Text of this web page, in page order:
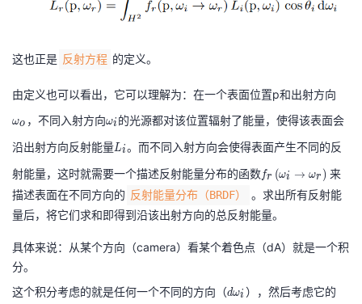
这也正是 反射方程 的定义。
由定义也可以看出，它可以理解为：在一个表面位置p和出射方向
o
e
g
a
o
ωo ，不同入射方向
m
e
g
a
{i
ωi 的光源都对该位置辐射了能量，使得该表面会
沿出射方向反射能量L
i
}
Li。而不同入射方向会使得表面产生不同的反
射能量，这时就需要一个描述反射能量分布的函数 f_
{r
}
ef
fr (ωi → ωr ) 来
描述表面在不同方向的 反射能量分布（BRDF）
。求出所有反射能
量后，将它们求和即得到沿该出射方向的总反射能量。
具体来说：从某个方向（camera）看某个着色点（dA）就是一个积
分。
这个积分考虑的就是任何一个不同的方向（ d
dωi ），然后考虑它的